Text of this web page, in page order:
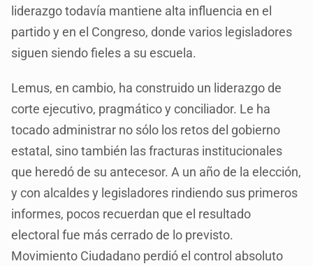
liderazgo todavía mantiene alta influencia en el
partido y en el Congreso, donde varios legisladores
siguen siendo fieles a su escuela.
Lemus, en cambio, ha construido un liderazgo de
corte ejecutivo, pragmático y conciliador. Le ha
tocado administrar no sólo los retos del gobierno
estatal, sino también las fracturas institucionales
que heredó de su antecesor. A un año de la elección,
y con alcaldes y legisladores rindiendo sus primeros
informes, pocos recuerdan que el resultado
electoral fue más cerrado de lo previsto.
Movimiento Ciudadano perdió el control absoluto